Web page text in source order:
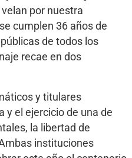
por nuestra
cumplen 36 años de
de todos los
recae en dos
y titulares
y el ejercicio de una de
la libertad de
instituciones